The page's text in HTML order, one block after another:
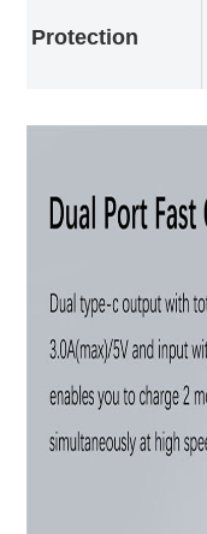
Protection